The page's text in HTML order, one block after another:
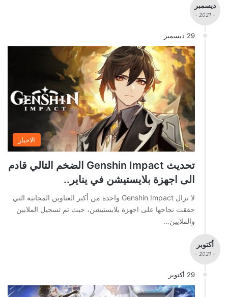
ديسمبر
- 2021 -
29 ديسمبر
الاخبار
تحديث Genshin Impact الضخم التالي قادم
الى اجهزة بلايستيشن في يناير..
لا تزال Genshin Impact واحدة من أكبر العناوين المجانية التي
حققت نجاحها على اجهزة بلايستيشن، حيث تم تسجيل الملايين
والملايين…
أكتوبر
- 2021 -
29 أكتوبر